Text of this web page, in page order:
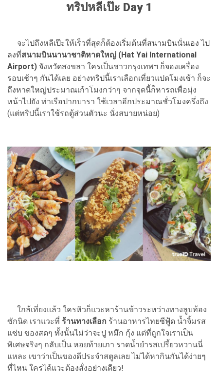
ทริปหลีเป๊ะ Day 1
จะไปถึงหลีเป๊ะให้เร็วที่สุดก็ต้องเริ่มต้นที่สนามบินนั่นเอง ไป
ลงที่สนามบินนานาชาติหาดใหญ่ (Hat Yai International
Airport) จังหวัดสงขลา ใครเป็นชาวกรุงเทพฯ ก็จองเครื่อง
รอบเช้าๆ กันได้เลย อย่างทริปนี้เราเลือกเที่ยวแปดโมงเช้า ก็จะ
ถึงหาดใหญ่ประมาณเก้าโมงกว่าๆ จากจุดนี้ก็หารถเพื่อมุ่ง
หน้าไปยัง ท่าเรือปากบารา ใช้เวลาอีกประมาณชั่วโมงครึ่งถึง
(แต่ทริปนี้เราใช้รถตู้ส่วนตัวนะ นั่งสบายหน่อย)
ใกล้เที่ยงแล้ว ใครหิวก็แวะหาร้านข้าวระหว่างทางลูบท้อง
ซักนิด เราแวะที่ ร้านทางเลือก ร้านอาหารไทยซีฟู้ด น้ำจิ้มรส
แซ่บ ของสดๆ ทั้งนั้นไม่ว่าจะปู หมึก กุ้ง แต่ที่ถูกใจเราเป็น
พิเศษจริงๆ กลับเป็น หอยท้ายเภา ราดน้ำยำรสเปรี้ยวหวานนี่
แหละ เขาว่าเป็นของดีประจำสตูลเลย ไม่ได้หากินกันได้ง่ายๆ
ที่ไหน ใครได้แวะต้องสั่งอย่างเดียว!